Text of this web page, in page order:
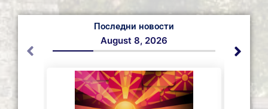
Последни новости
August 8, 2026